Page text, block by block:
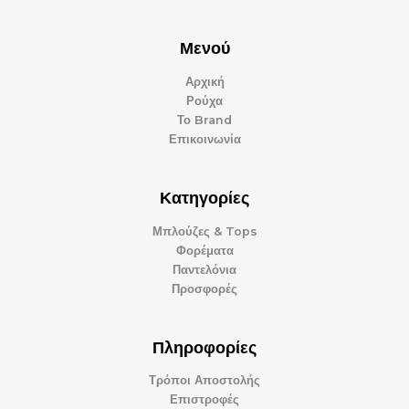
Μενού
Αρχική
Ρούχα
Το Brand
Επικοινωνία
Κατηγορίες
Μπλούζες & Tops
Φορέματα
Παντελόνια
Προσφορές
Πληροφορίες
Τρόποι Αποστολής
Επιστροφές